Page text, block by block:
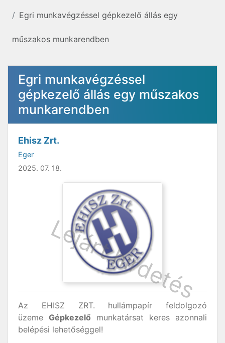
Egri munkavégzéssel gépkezelő állás egy
műszakos munkarendben
Egri munkavégzéssel
gépkezelő állás egy műszakos
munkarendben
Ehisz Zrt.
Eger
2025. 07. 18.
Az EHISZ ZRT. hullámpapír feldolgozó
üzeme Gépkezelő munkatársat keres azonnali
belépési lehetőséggel!